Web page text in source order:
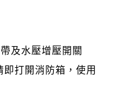
及水壓增壓開關
打開消防箱，使用